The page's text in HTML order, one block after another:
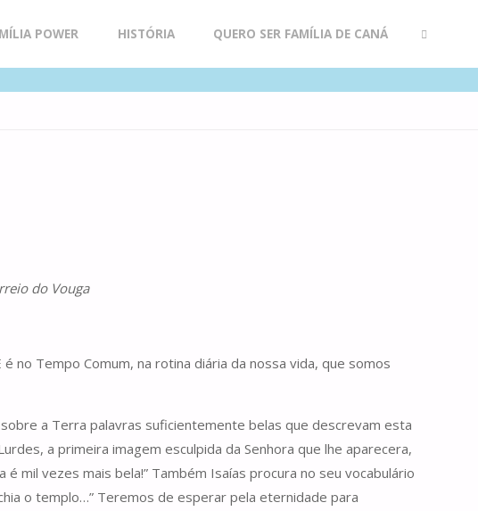
POWER HISTÓRIA QUERO SER FAMÍLIA DE CANÁ
do Vouga
no Tempo Comum, na rotina diária da nossa vida, que somos
a Terra palavras suficientemente belas que descrevam esta
a primeira imagem esculpida da Senhora que lhe aparecera,
mil vezes mais bela!” Também Isaías procura no seu vocabulário
o templo…” Teremos de esperar pela eternidade para